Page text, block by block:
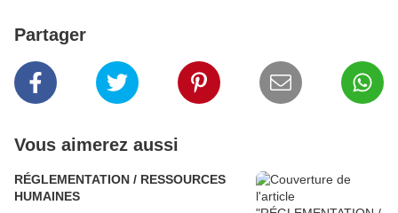
Partager
Vous aimerez aussi
RÉGLEMENTATION / RESSOURCES
HUMAINES